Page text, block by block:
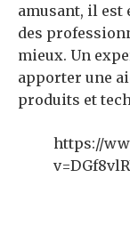
amusant, il est
des
mieux. Un
apporter une
produits et
https://